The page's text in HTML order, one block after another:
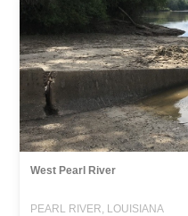
West Pearl River
PEARL RIVER, LOUISIANA